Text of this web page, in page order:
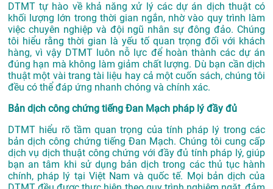
DTMT tự hào về khả năng xử lý các dự án dịch thuật có
khối lượng lớn trong thời gian ngắn, nhờ vào quy trình làm
việc chuyên nghiệp và đội ngũ nhân sự đông đảo. Chúng
tôi hiểu rằng thời gian là yếu tố quan trọng đối với khách
hàng, vì vậy DTMT luôn nỗ lực để hoàn thành các dự án
đúng hạn mà không làm giảm chất lượng. Dù bạn cần dịch
thuật một vài trang tài liệu hay cả một cuốn sách, chúng tôi
đều có thể đáp ứng nhanh chóng và chính xác.
Bản dịch công chứng tiếng Đan Mạch pháp lý đầy đủ
DTMT hiểu rõ tầm quan trọng của tính pháp lý trong các
bản dịch công chứng tiếng Đan Mạch. Chúng tôi cung cấp
dịch vụ dịch thuật công chứng với đầy đủ tính pháp lý, giúp
bạn an tâm khi sử dụng bản dịch trong các thủ tục hành
chính, pháp lý tại Việt Nam và quốc tế. Mọi bản dịch của